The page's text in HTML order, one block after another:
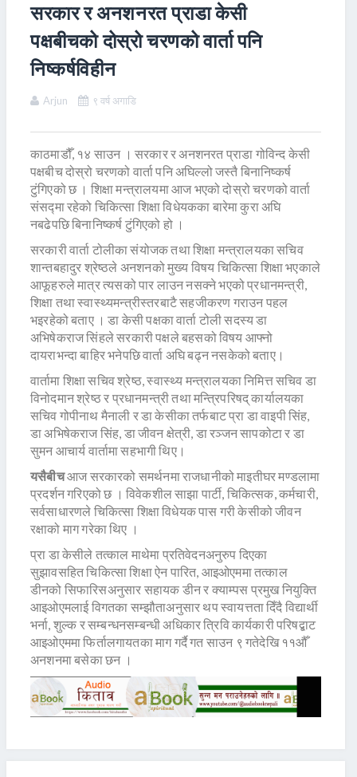
सरकार र अनशनरत प्राडा केसी
पक्षबीचको दोस्रो चरणको वार्ता पनि
निष्कर्षविहीन
Arjun ९ वर्ष अगाडि
काठमाडौँ, १४ साउन । सरकार र अनशनरत प्राडा गोविन्द केसी
पक्षबीच दोस्रो चरणको वार्ता पनि अघिल्लो जस्तै बिनानिष्कर्ष
टुंगिएको छ । शिक्षा मन्त्रालयमा आज भएको दोस्रो चरणको वार्ता
संसद्मा रहेको चिकित्सा शिक्षा विधेयकका बारेमा कुरा अघि
नबढेपछि बिनानिष्कर्ष टुंगिएको हो ।
सरकारी वार्ता टोलीका संयोजक तथा शिक्षा मन्त्रालयका सचिव
शान्तबहादुर श्रेष्ठले अनशनको मुख्य विषय चिकित्सा शिक्षा भएकाले
आफूहरुले मात्र त्यसको पार लाउन नसक्ने भएको प्रधानमन्त्री,
शिक्षा तथा स्वास्थ्यमन्त्रीस्तरबाटै सहजीकरण गराउन पहल
भइरहेको बताए । डा केसी पक्षका वार्ता टोली सदस्य डा
अभिषेकराज सिंहले सरकारी पक्षले बहसको विषय आफ्नो
दायराभन्दा बाहिर भनेपछि वार्ता अघि बढ्न नसकेको बताए।
वार्तामा शिक्षा सचिव श्रेष्ठ, स्वास्थ्य मन्त्रालयका निमित्त सचिव डा
विनोदमान श्रेष्ठ र प्रधानमन्त्री तथा मन्त्रिपरिषद् कार्यालयका
सचिव गोपीनाथ मैनाली र डा केसीका तर्फबाट प्रा डा वाइपी सिंह,
डा अभिषेकराज सिंह, डा जीवन क्षेत्री, डा रञ्जन सापकोटा र डा
सुमन आचार्य वार्तामा सहभागी थिए।
यसैबीचआज सरकारको समर्थनमा राजधानीको माइतीघर मण्डलामा
प्रदर्शन गरिएको छ । विवेकशील साझा पार्टी, चिकित्सक, कर्मचारी,
सर्वसाधारणले चिकित्सा शिक्षा विधेयक पास गरी केसीको जीवन
रक्षाको माग गरेका थिए ।
प्रा डा केसीले तत्काल माथेमा प्रतिवेदनअनुरुप दिएका
सुझावसहित चिकित्सा शिक्षा ऐन पारित, आइओएममा तत्काल
डीनको सिफारिसअनुसार सहायक डीन र क्याम्पस प्रमुख नियुक्ति
आइओएमलाई विगतका सम्झौताअनुसार थप स्वायत्तता दिँदै विद्यार्थी
भर्ना, शुल्क र सम्बन्धनसम्बन्धी अधिकार त्रिवि कार्यकारी परिषद्बाट
आइओएममा फिर्तालगायतका माग गर्दै गत साउन ९ गतेदेखि ११औँ
अनशनमा बसेका छन ।